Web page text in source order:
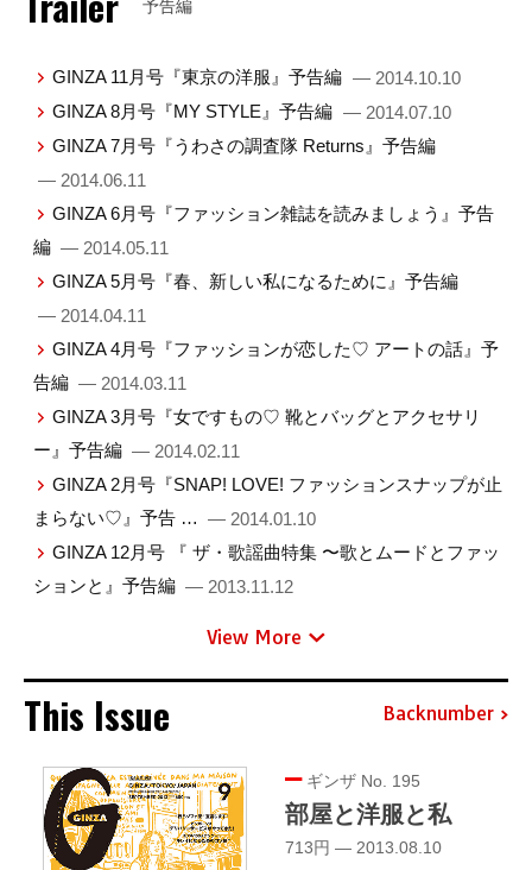
予告編
GINZA 11月号『東京の洋服』予告編 — 2014.10.10
GINZA 8月号『MY STYLE』予告編 — 2014.07.10
GINZA 7月号『うわさの調査隊 Returns』予告編
— 2014.06.11
GINZA 6月号『ファッション雑誌を読みましょう』予告
編 — 2014.05.11
GINZA 5月号『春、新しい私になるために』予告編
— 2014.04.11
GINZA 4月号『ファッションが恋した♡ アートの話』予
告編 — 2014.03.11
GINZA 3月号『女ですもの♡ 靴とバッグとアクセサリ
ー』予告編 — 2014.02.11
GINZA 2月号『SNAP! LOVE! ファッションスナップが止
まらない♡』予告 … — 2014.01.10
GINZA 12月号 『 ザ・歌謡曲特集 〜歌とムードとファッ
ションと』予告編 — 2013.11.12
View More
This Issue Backnumber
ギンザ No. 195
部屋と洋服と私
713円 — 2013.08.10